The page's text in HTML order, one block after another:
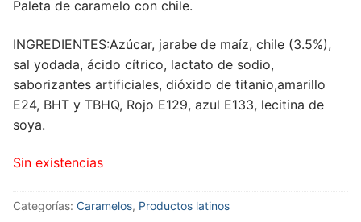
Paleta de caramelo con chile.
INGREDIENTES:Azúcar, jarabe de maíz, chile (3.5%),
sal yodada, ácido cítrico, lactato de sodio,
saborizantes artificiales, dióxido de titanio,amarillo
E24, BHT y TBHQ, Rojo E129, azul E133, lecitina de
soya.
Sin existencias
Categorías: Caramelos, Productos latinos